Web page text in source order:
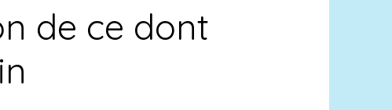
de ce dont